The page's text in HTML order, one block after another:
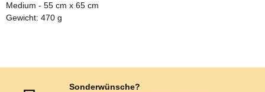
Medium - 55 cm x 65 cm
Gewicht: 470 g
Sonderwünsche?